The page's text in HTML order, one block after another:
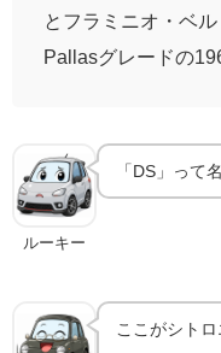
とフラミニオ・ベ
Pallasグレードの
ルーキー
「DS」って
ここがシト